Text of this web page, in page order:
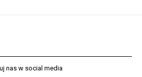
nas w social media